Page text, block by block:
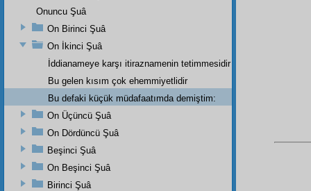
Onuncu Şuâ
On Birinci Şuâ
On İkinci Şuâ
İddianameye karşı itiraznamenin tetimmesidir
Bu gelen kısım çok ehemmiyetlidir
Bu defaki küçük müdafaatımda demiştim:
On Üçüncü Şuâ
On Dördüncü Şuâ
Beşinci Şuâ
On Beşinci Şuâ
Birinci Şuâ